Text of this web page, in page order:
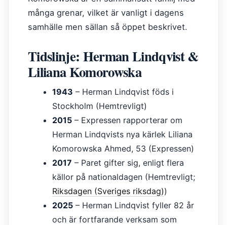
många grenar, vilket är vanligt i dagens
samhälle men sällan så öppet beskrivet.
Tidslinje: Herman Lindqvist &
Liliana Komorowska
1943 – Herman Lindqvist föds i
Stockholm (Hemtrevligt)
2015 – Expressen rapporterar om
Herman Lindqvists nya kärlek Liliana
Komorowska Ahmed, 53 (Expressen)
2017 – Paret gifter sig, enligt flera
källor på nationaldagen (Hemtrevligt;
Riksdagen (Sveriges riksdag))
2025 – Herman Lindqvist fyller 82 år
och är fortfarande verksam som